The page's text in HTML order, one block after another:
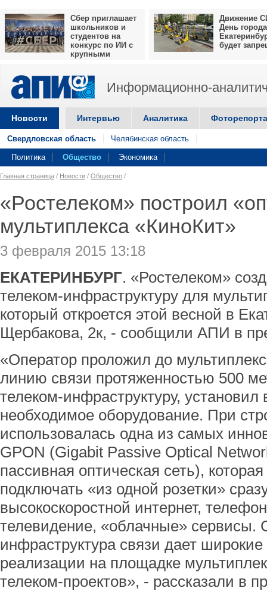
Сбер приглашает
школьников и
студентов на
конкурс по ИИ с
крупными
Движение
День города
будет
Информационно-
Новости Интервью Аналитика
Свердловская область Челябинская область
Политика Общество Экономика
Главная страница / Новости / Общество /
«Ростелеком» построил
мультиплекса «КиноКит»
3 февраля 2015 13:18
ЕКАТЕРИНБУРГ. «Ростелеком»
телеком-инфраструктуру для
который откроется этой весной в
Щербакова, 2к, - сообщили АПИ в
«Оператор проложил до
линию связи протяженностью 500
телеком-инфраструктуру, установил
необходимое оборудование. При
использовалась одна из самых
GPON (Gigabit Passive Optical
пассивная оптическая сеть),
подключать «из одной розетки»
высокоскоростной интернет,
телевидение, «облачные» сервисы.
инфраструктура связи дает
реализации на площадке
телеком-проектов», - рассказали в